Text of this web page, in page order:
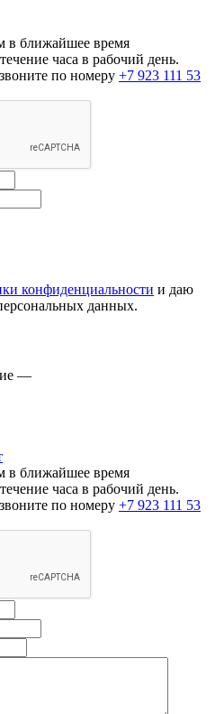
в ближайшее время
часа в рабочий день.
по номеру +7 923 111 53
конфиденциальности и даю
данных.
—
в ближайшее время
часа в рабочий день.
по номеру +7 923 111 53